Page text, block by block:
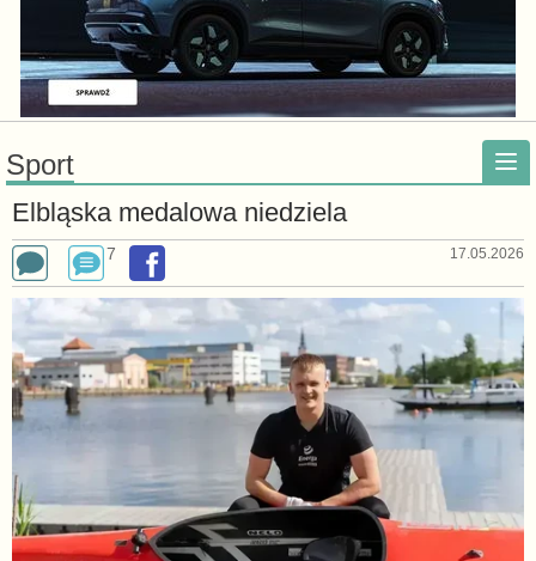
Sport
Elbląska medalowa niedziela
7 17.05.2026